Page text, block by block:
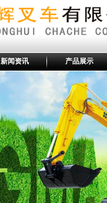
新闻资讯 产品展示